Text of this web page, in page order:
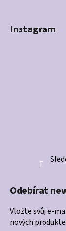
Instagram
Odebírat
Vložte svůj e-
nových